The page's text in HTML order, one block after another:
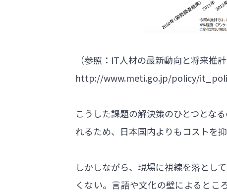
（参照：IT人材の最新動向と将来推
http://www.meti.go.jp/policy/
こうした課題の解決策のひとつとな
れるため、日本国内よりもコストを
しかしながら、現場に視線を落とし
くない。言語や文化の壁によるとこ